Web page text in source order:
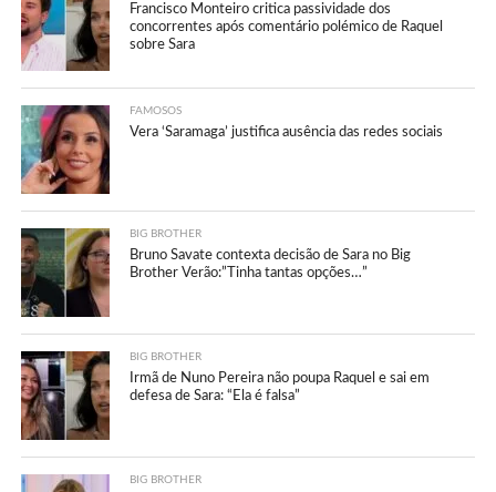
Francisco Monteiro critica passividade dos
concorrentes após comentário polémico de Raquel
sobre Sara
FAMOSOS
Vera ‘Saramaga’ justifica ausência das redes sociais
BIG BROTHER
Bruno Savate contexta decisão de Sara no Big
Brother Verão:”Tinha tantas opções…”
BIG BROTHER
Irmã de Nuno Pereira não poupa Raquel e sai em
defesa de Sara: “Ela é falsa”
BIG BROTHER